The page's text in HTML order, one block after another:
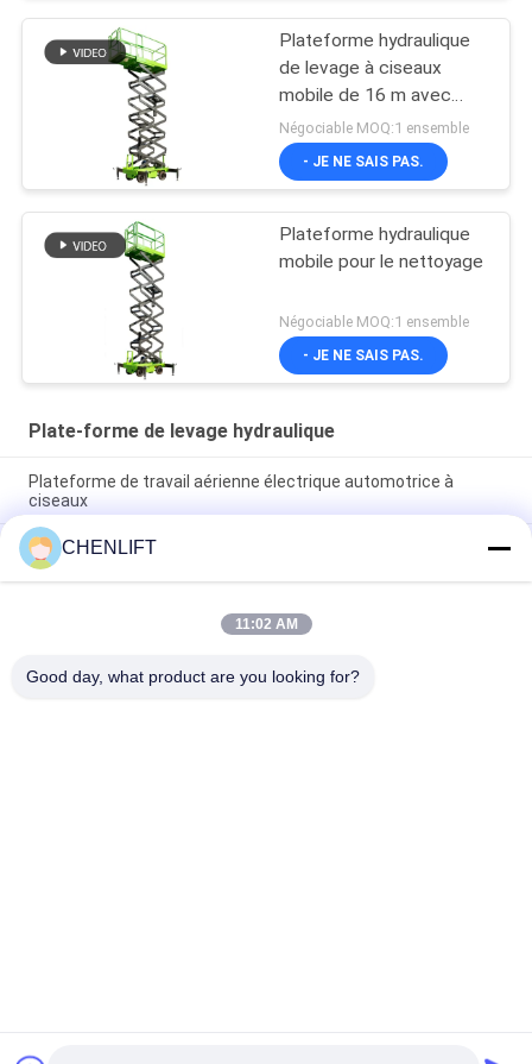
Plateforme hydraulique
de levage à ciseaux
mobile de 16 m avec
plateforme d'extension
Négociable MOQ:1 ensemble
- JE NE SAIS PAS.
Plateforme hydraulique
mobile pour le nettoyage
Négociable MOQ:1 ensemble
- JE NE SAIS PAS.
Plate-forme de levage hydraulique
Plateforme de travail aérienne électrique automotrice à
ciseaux
Plateforme hydraulique de 10 m élévateur électrique à
ciseaux autopropulsé avec plateforme d'extension 450 kg de
charge
Plateforme de levage hydraulique de 10 mètres Plateforme de
CHENLIFT
11:02 AM
Good day, what product are you looking for?